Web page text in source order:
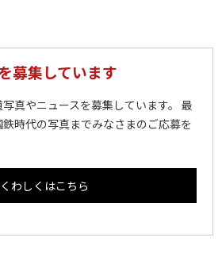
募集しています
真やニュースを募集しています。 最
時代の写真までみなさまのご応募を
くわしくはこちら